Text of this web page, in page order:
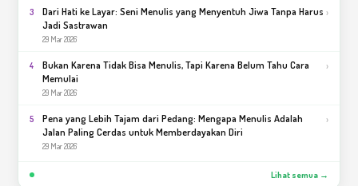
3
Dari Hati ke Layar: Seni Menulis yang Menyentuh Jiwa Tanpa Harus
Jadi Sastrawan
29 Mar 2026
›
4
Bukan Karena Tidak Bisa Menulis, Tapi Karena Belum Tahu Cara
Memulai
29 Mar 2026
›
5
Pena yang Lebih Tajam dari Pedang: Mengapa Menulis Adalah
Jalan Paling Cerdas untuk Memberdayakan Diri
29 Mar 2026
›
Lihat semua →